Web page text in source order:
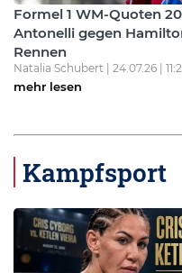
Formel 1 WM-Quoten
Antonelli gegen
Rennen
Natalia Schubert | 24.07.26 |
mehr lesen
Kampfsport